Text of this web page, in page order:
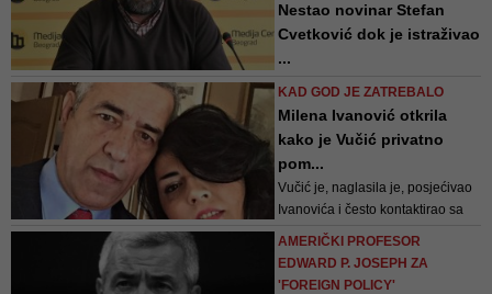
Nestao novinar Stefan
Cvetković dok je istraživao
...
košta likvidacija na severu
Kosova", kada je pokazao i
fotografije osoba koje su navodno
bile umiješane u likvidaciju
Olivera Ivanovića i izneo tvrdnje
da je taj atentat...
KAD GOD JE ZATREBALO
Milena Ivanović otkrila
kako je Vučić privatno
pom...
Vučić je, naglasila je, posjećivao
Ivanovića i često kontaktirao sa
AMERIČKI PROFESOR
EDWARD P. JOSEPH ZA
'FOREIGN POLICY'